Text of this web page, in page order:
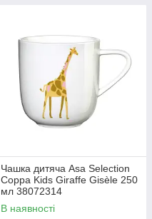
Чашка дитяча Asa Selection
Coppa Kids Giraffe Gisèle 250
мл 38072314
В наявності